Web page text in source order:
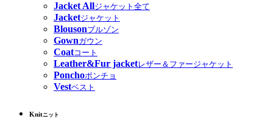
Jacket Allジャケット全て
Jacketジャケット
Blousonブルゾン
Gownガウン
Coatコート
Leather&Fur jacketレザー＆ファージャケット
Ponchoポンチョ
Vestベスト
Knitニット